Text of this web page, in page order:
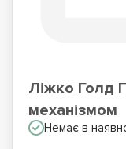
Ліжко Голд
механізмом
Немає в